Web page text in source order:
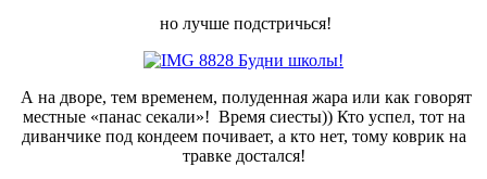
но лучше подстричься!
А на дворе, тем временем, полуденная жара или как говорят
местные «панас секали»! Время сиесты)) Кто успел, тот на
диванчике под кондеем почивает, а кто нет, тому коврик на
травке достался!